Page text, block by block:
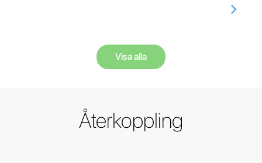
Visa alla
Återkoppling